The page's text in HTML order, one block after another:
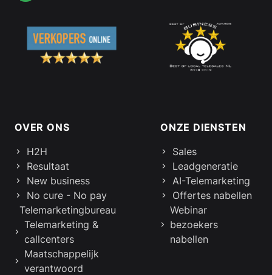
Footer links en informatie
OVER ONS
H2H
Resultaat
New business
No cure - No pay
Telemarketingbureau
Telemarketing &
callcenters
Maatschappelijk
verantwoord
ONZE DIENSTEN
Sales
Leadgeneratie
AI-Telemarketing
Offertes nabellen
Webinar
bezoekers
nabellen